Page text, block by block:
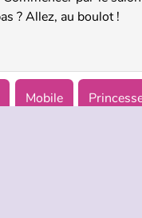
? Allez, au boulot !
Mobile